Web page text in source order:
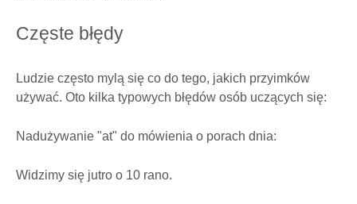
Częste błędy
Ludzie często mylą się co do tego, jakich przyimków
używać. Oto kilka typowych błędów osób uczących się:
Nadużywanie "at" do mówienia o porach dnia:
Widzimy się jutro o 10 rano.